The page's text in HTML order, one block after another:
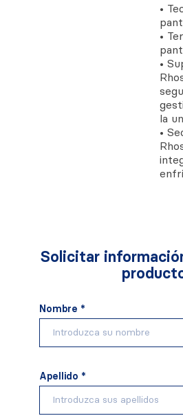
•
•
•
la
•
Solicitar
Nombre *
Apellido *